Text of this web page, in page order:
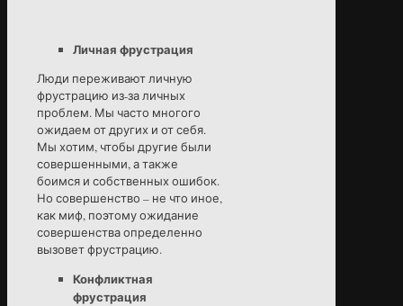
Личная фрустрация
Люди переживают личную
фрустрацию из-за личных
проблем. Мы часто многого
ожидаем от других и от себя.
Мы хотим, чтобы другие были
совершенными, а также
боимся и собственных ошибок.
Но совершенство – не что иное,
как миф, поэтому ожидание
совершенства определенно
вызовет фрустрацию.
Конфликтная
фрустрация